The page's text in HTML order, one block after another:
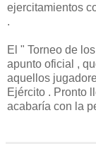
ejercitamientos
.
El " Torneo de
apunto oficial ,
aquellos
Ejército . Pronto
acabaría con la